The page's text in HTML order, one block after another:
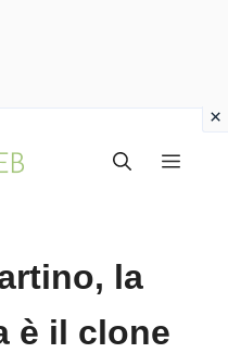
Menu
la
è il clone